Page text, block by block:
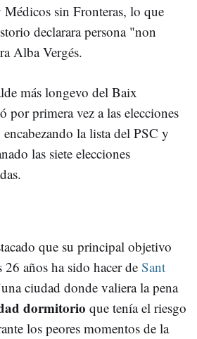
sin Fronteras, lo que
declarara persona "non
Alba Vergés.
más longevo del Baix
por primera vez a las elecciones
encabezando la lista del PSC y
las siete elecciones
que su principal objetivo
años ha sido hacer deSant
ciudad donde valiera la pena
dormitorio que tenía el riesgo
los peores momentos de la